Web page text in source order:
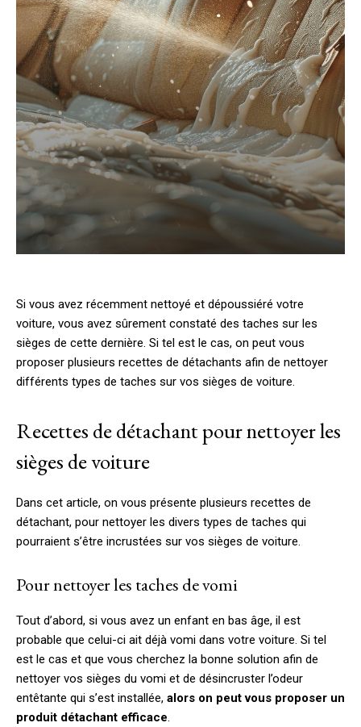
Si vous avez récemment nettoyé et dépoussiéré votre
voiture, vous avez sûrement constaté des taches sur les
sièges de cette dernière. Si tel est le cas, on peut vous
proposer plusieurs recettes de détachants afin de nettoyer
différents types de taches sur vos sièges de voiture.
Recettes de détachant pour nettoyer les
sièges de voiture
Dans cet article, on vous présente plusieurs recettes de
détachant, pour nettoyer les divers types de taches qui
pourraient s’être incrustées sur vos sièges de voiture.
Pour nettoyer les taches de vomi
Tout d’abord, si vous avez un enfant en bas âge, il est
probable que celui-ci ait déjà vomi dans votre voiture. Si tel
est le cas et que vous cherchez la bonne solution afin de
nettoyer vos sièges du vomi et de désincruster l’odeur
entêtante qui s’est installée, alors on peut vous proposer un
produit détachant efficace.